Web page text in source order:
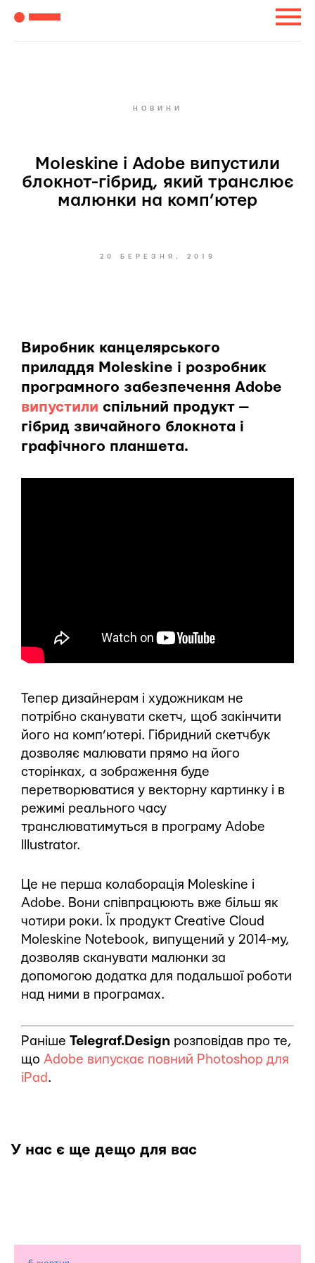
НОВИНИ
Moleskine і Adobe випустили
блокнот-гібрид, який транслює
малюнки на комп’ютер
20 БЕРЕЗНЯ, 2019
Виробник канцелярського
приладдя Moleskine і розробник
програмного забезпечення Adobe
випустили спільний продукт —
гібрид звичайного блокнота і
графічного планшета.
Тепер дизайнерам і художникам не
потрібно сканувати скетч, щоб закінчити
його на комп’ютері. Гібридний скетчбук
дозволяє малювати прямо на його
сторінках, а зображення буде
перетворюватися у векторну картинку і в
режимі реального часу
транслюватимуться в програму Adobe
Illustrator.
Це не перша колаборація Moleskine і
Adobe. Вони співпрацюють вже більш як
чотири роки. Їх продукт Creative Cloud
Moleskine Notebook, випущений у 2014-му,
дозволяв сканувати малюнки за
допомогою додатка для подальшої роботи
над ними в програмах.
Раніше Telegraf.Design розповідав про те,
що Adobe випускає повний Photoshop для
iPad.
У нас є ще дещо для вас